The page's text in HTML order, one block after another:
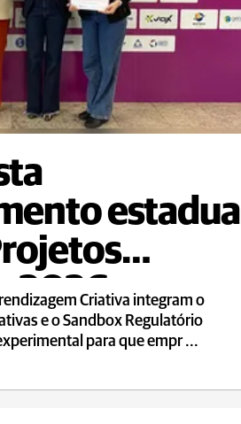
estadual
2026Criativa integram o
e o Sandbox Regulatório
para que empr ...